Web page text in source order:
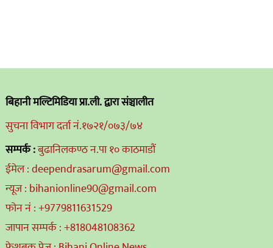
बिहानी मल्टिमिडिया प्रा.ली. द्वारा संञ्चालीत
सुचना विभाग दर्ता नं.१७२१/०७३/७४
सम्पर्क :बुढानिलकण्ठ न.पा १० काठमाडौं
ईमेल : deependrasarum@gmail.com
न्यूज : bihanionline90@gmail.com
फोन नं : +9779811631529
जापान सम्पर्क : +818048108362